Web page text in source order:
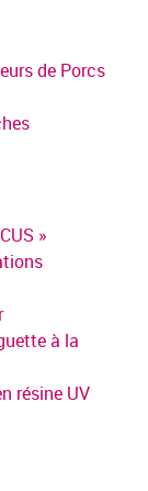
de Porcs
»
à la
résine UV